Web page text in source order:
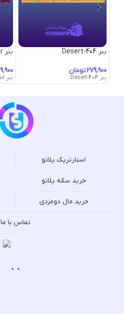
بنر 404-Desert
تومان
بنر 404-Desert
بنر A-Little-Detour
بنر A-Little-Detour
استارترپک پلاتو
خرید سکه پلاتو
خرید مال دومزدی
تماس با ما